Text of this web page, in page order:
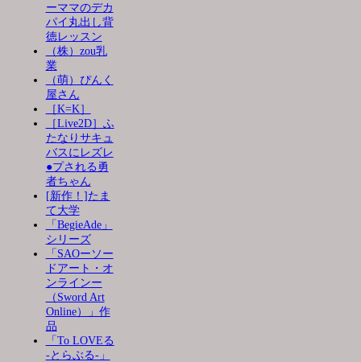
ーママのデカ
パイ丸出し背
徳レッスン
（株）zou乳
業
（萌）ぴんく
屋さん
［K=K］
［Live2D］ふ
たなりサキュ
バスにレズレ
●プされる勇
者ちゃん
[新作！]たま
て大学
「BegieAde」
シリーズ
「SAOーソー
ドアート・オ
ンラインー
（Sword Art
Online）」作
品
「To LOVEる
-とらぶる-」